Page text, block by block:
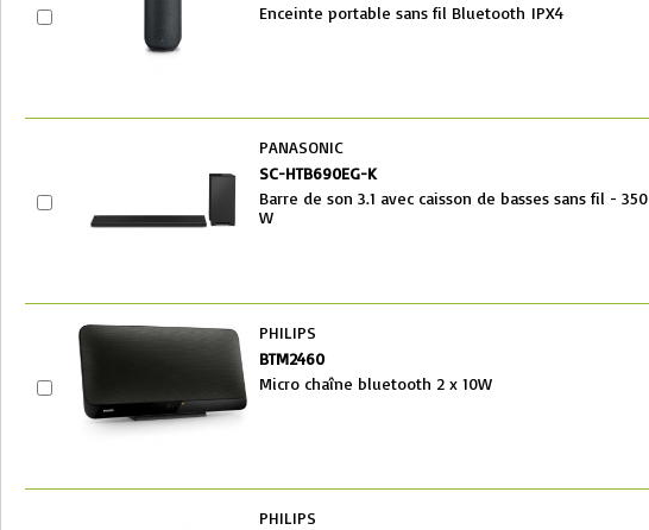
Enceinte portable sans fil Bluetooth IPX4
PANASONIC
SC-HTB690EG-K
Barre de son 3.1 avec caisson de basses sans fil - 350
W
PHILIPS
BTM2460
Micro chaîne bluetooth 2 x 10W
PHILIPS